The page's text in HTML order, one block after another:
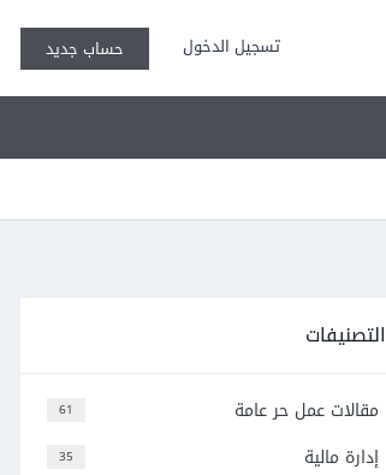
تسجيل الدخول حساب جديد
التصنيفات
61 مقالات عمل حر عامة
35 إدارة مالية